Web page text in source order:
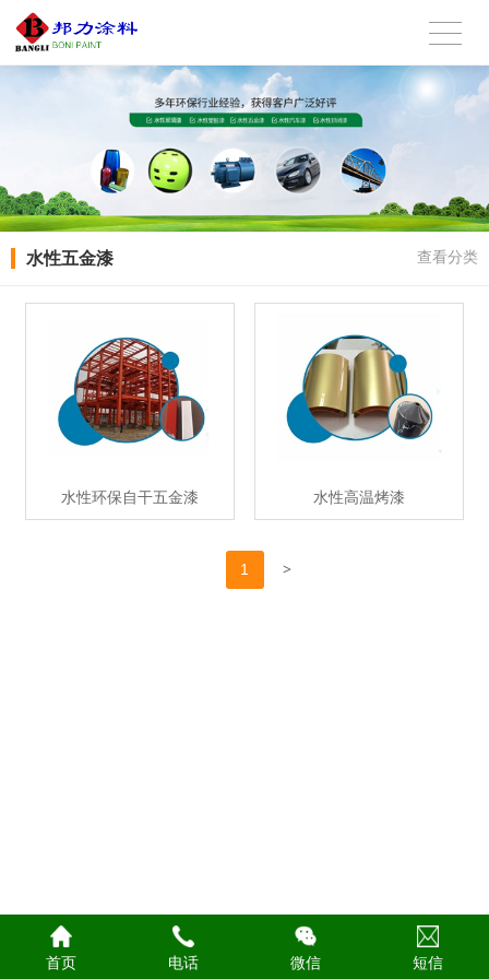
水性五金漆 查看分类
水性环保自干五金漆 水性高温烤漆
1 >
首页 电话 微信 短信